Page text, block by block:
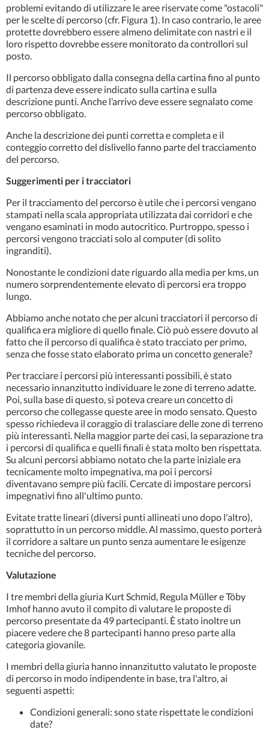
problemi evitando di utilizzare le aree riservate come "ostacoli"
per le scelte di percorso (cfr. Figura 1). In caso contrario, le aree
protette dovrebbero essere almeno delimitate con nastri e il
loro rispetto dovrebbe essere monitorato da controllori sul
posto.
Il percorso obbligato dalla consegna della cartina fino al punto
di partenza deve essere indicato sulla cartina e sulla
descrizione punti. Anche l’arrivo deve essere segnalato come
percorso obbligato.
Anche la descrizione dei punti corretta e completa e il
conteggio corretto del dislivello fanno parte del tracciamento
del percorso.
Suggerimenti per i tracciatori
Per il tracciamento del percorso è utile che i percorsi vengano
stampati nella scala appropriata utilizzata dai corridori e che
vengano esaminati in modo autocritico. Purtroppo, spesso i
percorsi vengono tracciati solo al computer (di solito
ingranditi).
Nonostante le condizioni date riguardo alla media per kms, un
numero sorprendentemente elevato di percorsi era troppo
lungo.
Abbiamo anche notato che per alcuni tracciatori il percorso di
qualifica era migliore di quello finale. Ciò può essere dovuto al
fatto che il percorso di qualifica è stato tracciato per primo,
senza che fosse stato elaborato prima un concetto generale?
Per tracciare i percorsi più interessanti possibili, è stato
necessario innanzitutto individuare le zone di terreno adatte.
Poi, sulla base di questo, si poteva creare un concetto di
percorso che collegasse queste aree in modo sensato. Questo
spesso richiedeva il coraggio di tralasciare delle zone di terreno
più interessanti. Nella maggior parte dei casi, la separazione tra
i percorsi di qualifica e quelli finali è stata molto ben rispettata.
Su alcuni percorsi abbiamo notato che la parte iniziale era
tecnicamente molto impegnativa, ma poi i percorsi
diventavano sempre più facili. Cercate di impostare percorsi
impegnativi fino all'ultimo punto.
Evitate tratte lineari (diversi punti allineati uno dopo l'altro),
soprattutto in un percorso middle. Al massimo, questo porterà
il corridore a saltare un punto senza aumentare le esigenze
tecniche del percorso.
Valutazione
I tre membri della giuria Kurt Schmid, Regula Müller e Töby
Imhof hanno avuto il compito di valutare le proposte di
percorso presentate da 49 partecipanti. È stato inoltre un
piacere vedere che 8 partecipanti hanno preso parte alla
categoria giovanile.
I membri della giuria hanno innanzitutto valutato le proposte
di percorso in modo indipendente in base, tra l'altro, ai
seguenti aspetti:
Condizioni generali: sono state rispettate le condizioni
date?